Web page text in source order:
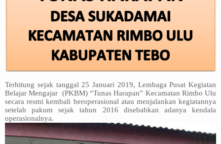
Terhitung sejak tanggal 25 Januari 2019, Lembaga Pusat Kegiatan
Belajar Mengajar (PKBM) “Tunas Harapan” Kecamatan Rimbo Ulu
secara resmi kembali beroperasional atau menjalankan kegiatannya
setelah pakum sejak tahun 2016 disebabkan adanya kendala
operasionalnya.